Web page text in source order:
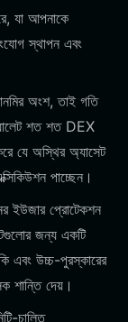
যা আপনাকে
স্থাপন এবং
অংশ, তাই গতি
শত শত DEX
যে অস্থির অ্যাসেট
পাচ্ছেন।
ইউজার প্রোটেকশন
জন্য একটি
এবং উচ্চ-পুরস্কারের
শান্তি দেয়।
চালিত